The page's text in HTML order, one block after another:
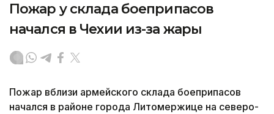
Пожар у склада боеприпасов
начался в Чехии из-за жары
Пожар вблизи армейского склада боеприпасов
начался в районе города Литомержице на северо-